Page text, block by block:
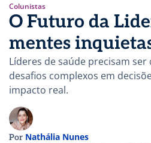
Colunistas
O Futuro da
mentes
Líderes de saúde precisam
desafios complexos em
impacto real.
Por Nathália Nunes